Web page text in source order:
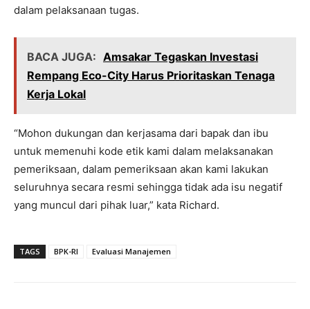
dalam pelaksanaan tugas.
BACA JUGA: Amsakar Tegaskan Investasi
Rempang Eco-City Harus Prioritaskan Tenaga
Kerja Lokal
“Mohon dukungan dan kerjasama dari bapak dan ibu
untuk memenuhi kode etik kami dalam melaksanakan
pemeriksaan, dalam pemeriksaan akan kami lakukan
seluruhnya secara resmi sehingga tidak ada isu negatif
yang muncul dari pihak luar,” kata Richard.
TAGS BPK-RI Evaluasi Manajemen